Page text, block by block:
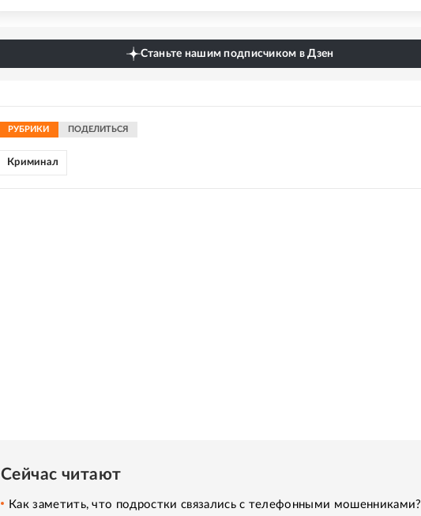
Станьте нашим подписчиком в Дзен
РУБРИКИ ПОДЕЛИТЬСЯ
Криминал
Сейчас читают
Как заметить, что подростки связались с телефонными мошенниками?